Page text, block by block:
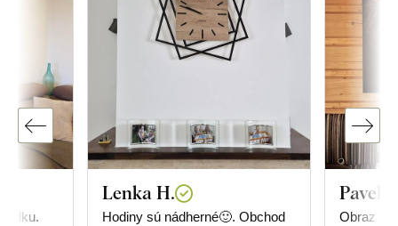
Lenka H.
Hodiny sú nádherné🙂. Obchod
Pavel
Obraz sa